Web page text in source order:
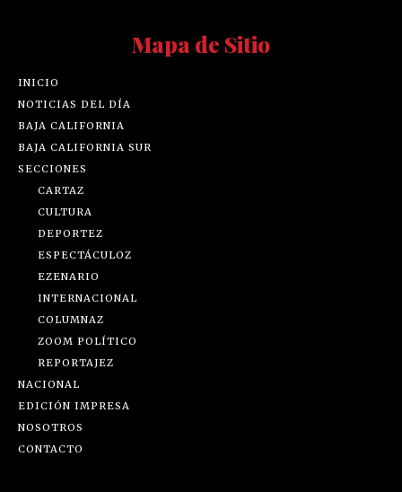
Mapa de Sitio
INICIO
NOTICIAS DEL DÍA
BAJA CALIFORNIA
BAJA CALIFORNIA SUR
SECCIONES
CARTAZ
CULTURA
DEPORTEZ
ESPECTÁCULOZ
EZENARIO
INTERNACIONAL
COLUMNAZ
ZOOM POLÍTICO
REPORTAJEZ
NACIONAL
EDICIÓN IMPRESA
NOSOTROS
CONTACTO